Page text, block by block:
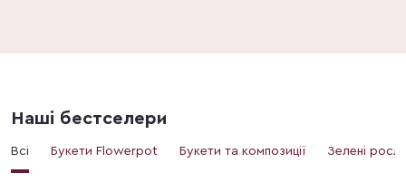
Наші бестселери
Всі Букети Flowerpot Букети та композиції Зелені